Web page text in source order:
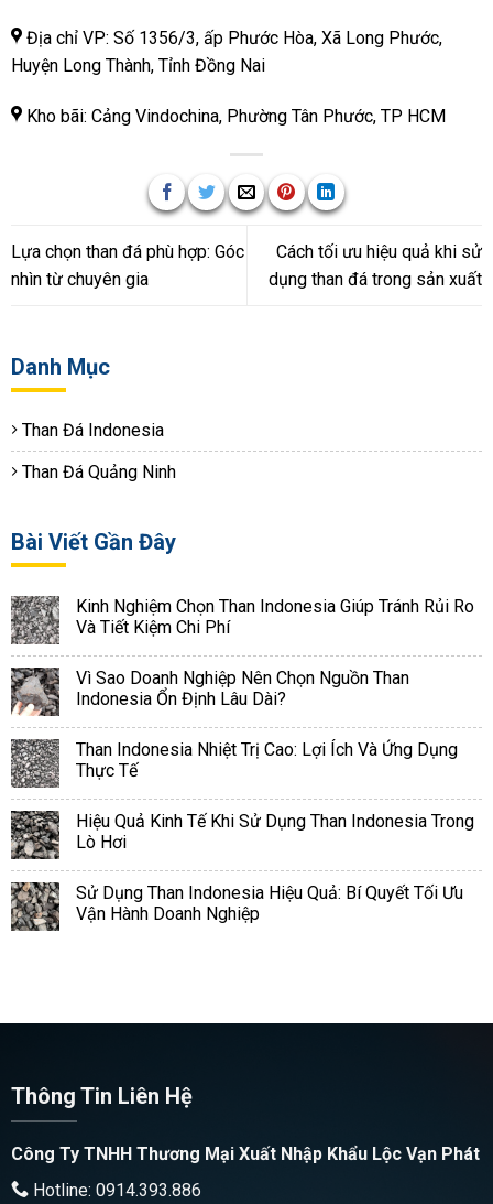
Danh Mục
Than Đá Indonesia
Than Đá Quảng Ninh
Bài Viết Gần Đây
Kinh Nghiệm Chọn Than Indonesia Giúp Tránh Rủi Ro
Và Tiết Kiệm Chi Phí
Vì Sao Doanh Nghiệp Nên Chọn Nguồn Than
Indonesia Ổn Định Lâu Dài?
Than Indonesia Nhiệt Trị Cao: Lợi Ích Và Ứng Dụng
Thực Tế
Hiệu Quả Kinh Tế Khi Sử Dụng Than Indonesia Trong
Lò Hơi
Sử Dụng Than Indonesia Hiệu Quả: Bí Quyết Tối Ưu
Vận Hành Doanh Nghiệp
Địa chỉ VP: Số 1356/3, ấp Phước Hòa, Xã Long Phước,
Huyện Long Thành, Tỉnh Đồng Nai
Kho bãi: Cảng Vindochina, Phường Tân Phước, TP HCM
Lựa chọn than đá phù hợp: Góc
nhìn từ chuyên gia
Cách tối ưu hiệu quả khi sử
dụng than đá trong sản xuất
Thông Tin Liên Hệ
Công Ty TNHH Thương Mại Xuất Nhập Khẩu Lộc Vạn Phát
Hotline: 0914.393.886